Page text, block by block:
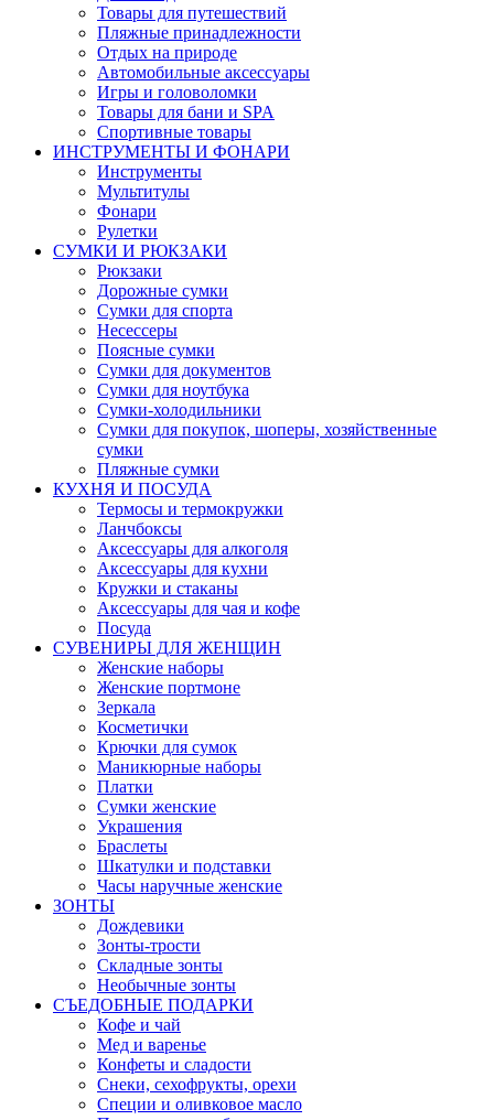
Товары для путешествий
Пляжные принадлежности
Отдых на природе
Автомобильные аксессуары
Игры и головоломки
Товары для бани и SPA
Спортивные товары
ИНСТРУМЕНТЫ И ФОНАРИ
Инструменты
Мультитулы
Фонари
Рулетки
СУМКИ И РЮКЗАКИ
Рюкзаки
Дорожные сумки
Сумки для спорта
Несессеры
Поясные сумки
Сумки для документов
Сумки для ноутбука
Сумки-холодильники
Сумки для покупок, шоперы, хозяйственные
сумки
Пляжные сумки
КУХНЯ И ПОСУДА
Термосы и термокружки
Ланчбоксы
Аксессуары для алкоголя
Аксессуары для кухни
Кружки и стаканы
Аксессуары для чая и кофе
Посуда
СУВЕНИРЫ ДЛЯ ЖЕНЩИН
Женские наборы
Женские портмоне
Зеркала
Косметички
Крючки для сумок
Маникюрные наборы
Платки
Сумки женские
Украшения
Браслеты
Шкатулки и подставки
Часы наручные женские
ЗОНТЫ
Дождевики
Зонты-трости
Складные зонты
Необычные зонты
СЪЕДОБНЫЕ ПОДАРКИ
Кофе и чай
Мед и варенье
Конфеты и сладости
Снеки, сехофрукты, орехи
Специи и оливковое масло